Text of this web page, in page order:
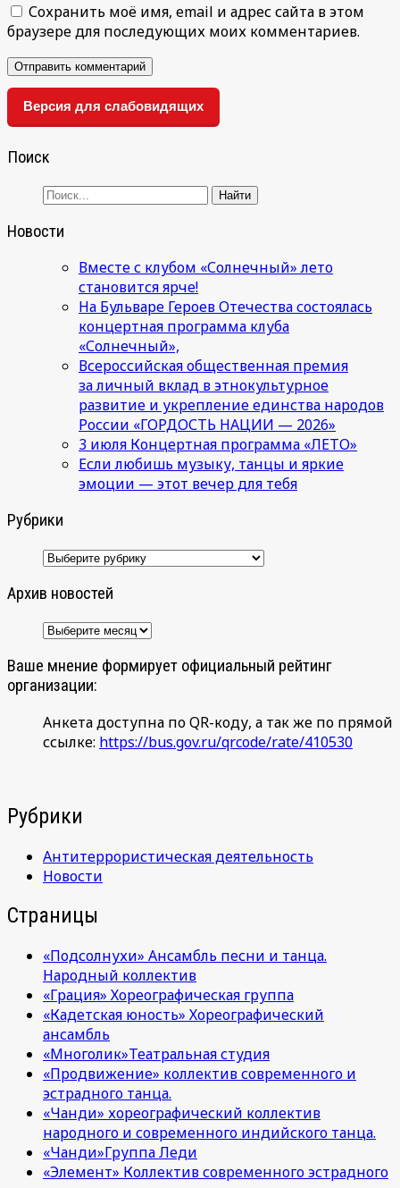
Сохранить моё имя, email и адрес сайта в этом
браузере для последующих моих комментариев.
Версия для слабовидящих
Поиск
Новости
Вместе с клубом «Солнечный» лето
становится ярче!
На Бульваре Героев Отечества состоялась
концертная программа клуба
«Солнечный»,
Всероссийская общественная премия
за личный вклад в этнокультурное
развитие и укрепление единства народов
России «ГОРДОСТЬ НАЦИИ — 2026»
3 июля Концертная программа «ЛЕТО»
Если любишь музыку, танцы и яркие
эмоции — этот вечер для тебя
Рубрики
Рубрики
Архив новостей
Архив
Ваше мнение формирует официальный рейтинг
организации:
Анкета доступна по QR-коду, а так же по прямой
ссылке: https://bus.gov.ru/qrcode/rate/410530
Рубрики
Антитеррористическая деятельность
Новости
Страницы
«Подсолнухи» Ансамбль песни и танца.
Народный коллектив
«Грация» Хореографическая группа
«Кадетская юность» Хореографический
ансамбль
«Многолик»Театральная студия
«Продвижение» коллектив современного и
эстрадного танца.
«Чанди» хореографический коллектив
народного и современного индийского танца.
«Чанди»Группа Леди
«Элемент» Коллектив современного эстрадного